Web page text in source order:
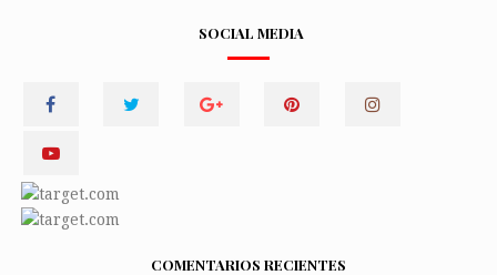
SOCIAL MEDIA
COMENTARIOS RECIENTES